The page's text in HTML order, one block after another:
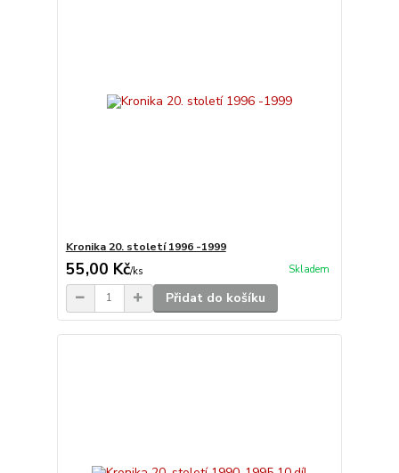
Kronika 20. století 1996 -1999
55,00 Kč/ks Skladem
Přidat do košíku